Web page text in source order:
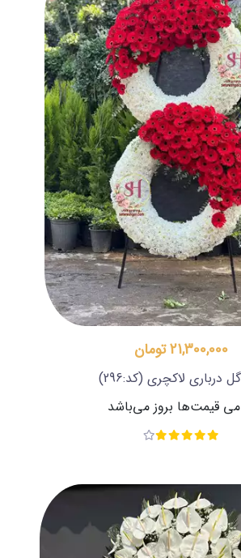
21,300,000 تومان
درباری لاکچری (کد:296)
قیمت‌ها بروز می‌باشد